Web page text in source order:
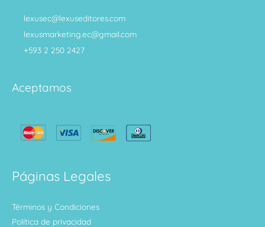
lexusec@lexuseditores.com
lexusmarketing.ec@gmail.com
+593 2 250 2427
Aceptamos
Páginas Legales
Términos y Condiciones
Política de privacidad